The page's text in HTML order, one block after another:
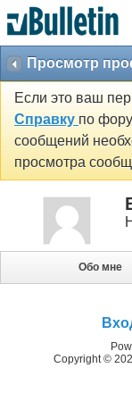
Просмотр
Если это ваш
Справку по
сообщений
просмотра
Обо мне
Copyright ©